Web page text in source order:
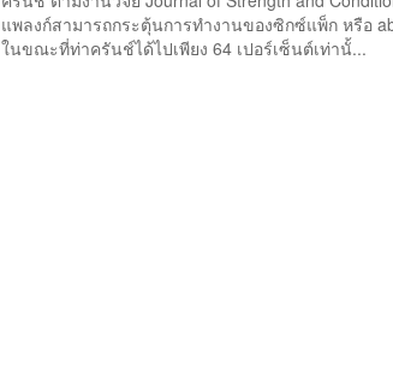
แพลงก์สามารถกระตุ้นการทำงานของซิกซ์แพ็ก หรือ
ในขณะที่ท่าครันช์ได้ไปเพียง 64 เปอร์เซ็นต์เท่านั้...